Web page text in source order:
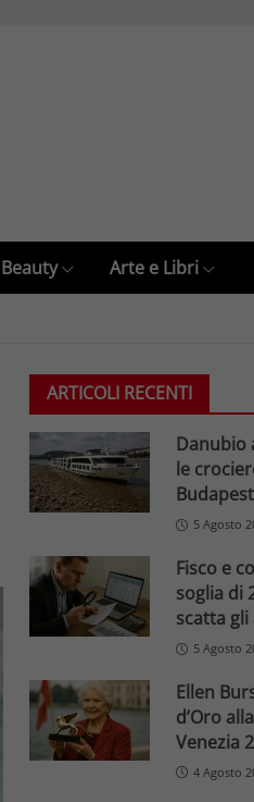
Arte e Libri
ARTICOLI RECENTI
Danubio
le
Budapest
5 Agosto
Fisco e
soglia di
scatta
5 Agosto
Ellen
d’Oro
Venezia
4 Agosto